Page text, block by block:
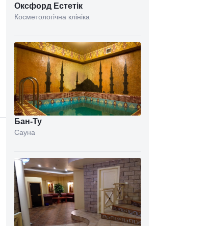
Оксфорд Естетік
Косметологічна клініка
Бан-Ту
Сауна